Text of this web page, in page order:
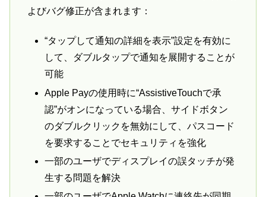
よびバグ修正が含まれます：
“タップして通知の詳細を表示”設定を有効に
して、ダブルタップで通知を展開することが
可能
Apple Payの使用時に“AssistiveTouchで承
認”がオンになっている場合、サイドボタン
のダブルクリックを無効にして、パスコード
を要求することでセキュリティを強化
一部のユーザでディスプレイの誤タッチが発
生する問題を解決